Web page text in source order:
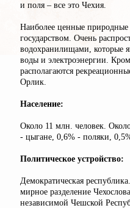
и поля – все это Чехия.
Наиболее ценные природные
государством. Очень
водохранилищами, которые
воды и электроэнергии.
располагаются
Орлик.
Население:
Около 11 млн. человек.
- цыгане, 0,6% - поляки,
Политическое устройство:
Демократическая
мирное разделение
независимой Чешской